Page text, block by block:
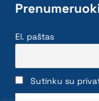
El. paštas
Sutinku su